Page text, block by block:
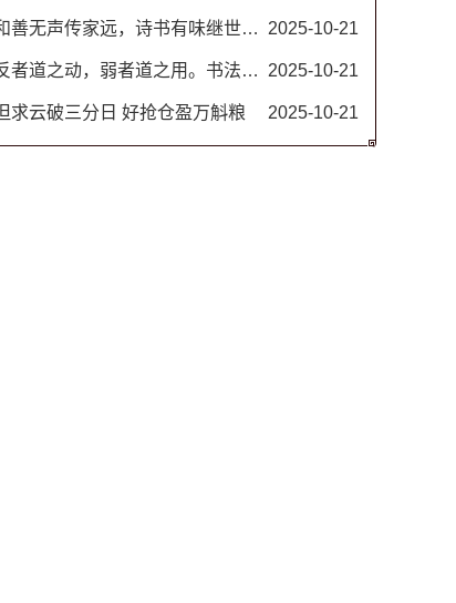
2025-10-21
和善无声传家远，诗书有味继世长。隶书书法欣赏 治家格言楹联
2025-10-21
反者道之动，弱者道之用。书法作品 道德经名句
2025-10-21
求云破三分日 好抢仓盈万斛粮